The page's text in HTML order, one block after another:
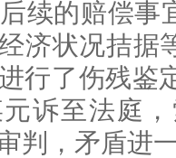
续的赔偿事
济状况拮据
行了伤残鉴
诉至法庭
判，矛盾进